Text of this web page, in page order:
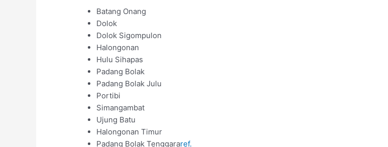
Batang Onang
Dolok
Dolok Sigompulon
Halongonan
Hulu Sihapas
Padang Bolak
Padang Bolak Julu
Portibi
Simangambat
Ujung Batu
Halongonan Timur
Padang Bolak Tenggararef.